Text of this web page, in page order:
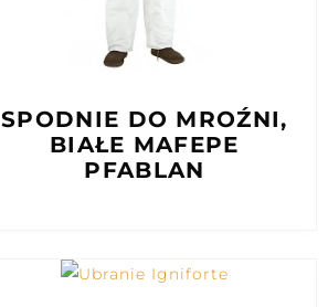
SPODNIE DO MROŹNI,
BIAŁE MAFEPE
PFABLAN